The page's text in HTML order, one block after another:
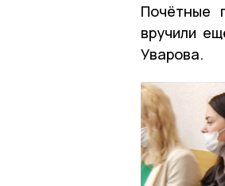
Почётные
вручили
Уварова.